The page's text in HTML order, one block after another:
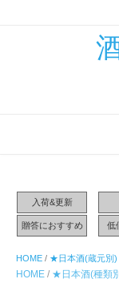
入荷&更新
贈答におすすめ 低
HOME / ★日本酒(蔵元別)
HOME / ★日本酒(種類